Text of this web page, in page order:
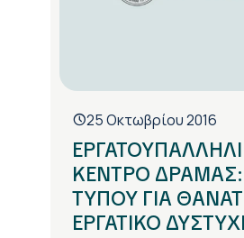
25 Οκτωβρίου 2016
ΚΕΝΤΡΟ ΔΡΑΜΑΣ:
ΤΥΠΟΥ ΓΙΑ
ΕΡΓΑΤΙΚΟ